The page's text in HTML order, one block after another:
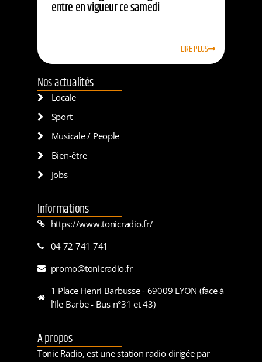
entre en vigueur ce samedi
LIRE PLUS
Nos actualités
Locale
Sport
Musicale / People
Bien-être
Jobs
Informations
https://www.tonicradio.fr/
04 72 741 741
promo@tonicradio.fr
1 Place Henri Barbusse - 69009 LYON (face à
l'Ile Barbe - Bus n°31 et 43)
A propos
Tonic Radio, est une station radio dirigée par